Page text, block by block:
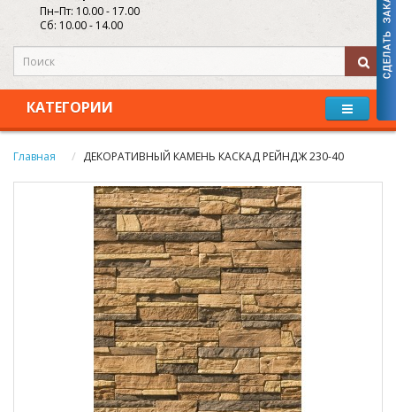
Пн–Пт: 10.00 - 17.00
Сб: 10.00 - 14.00
КАТЕГОРИИ
Главная ДЕКОРАТИВНЫЙ КАМЕНЬ КАСКАД РЕЙНДЖ 230-40